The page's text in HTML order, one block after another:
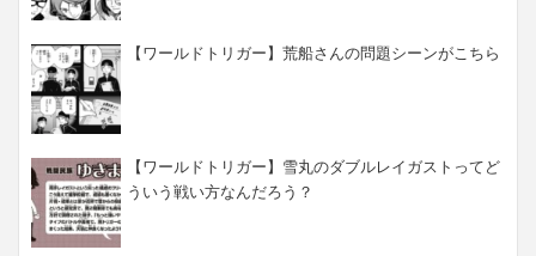
【ワールドトリガー】荒船さんの問題シーンがこちら
【ワールドトリガー】雪丸のダブルレイガストってど
ういう戦い方なんだろう？